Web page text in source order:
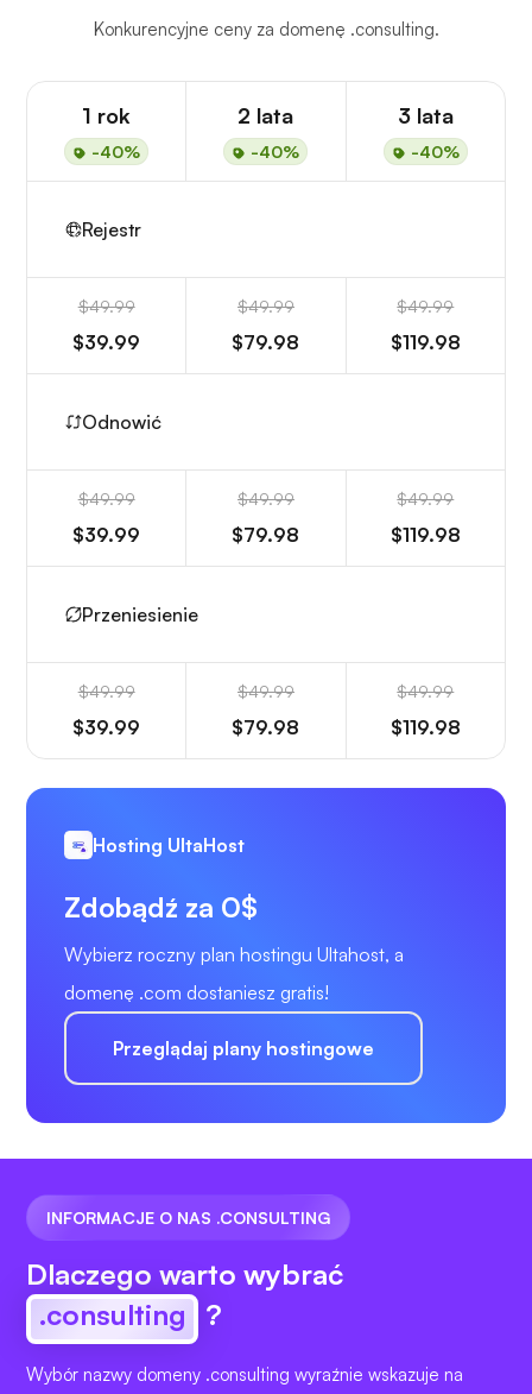
Konkurencyjne ceny za domenę .consulting.
1 rok
-40%
2 lata
-40%
3 lata
-40%
Rejestr
$49.99
$39.99
$49.99
$79.98
$49.99
$119.98
Odnowić
$49.99
$39.99
$49.99
$79.98
$49.99
$119.98
Przeniesienie
$49.99
$39.99
$49.99
$79.98
$49.99
$119.98
Hosting UltaHost
Zdobądź za 0$
Wybierz roczny plan hostingu Ultahost, a
domenę .com dostaniesz gratis!
Przeglądaj plany hostingowe
INFORMACJE O NAS .CONSULTING
Dlaczego warto wybrać
.consulting
?
Wybór nazwy domeny .consulting wyraźnie wskazuje na